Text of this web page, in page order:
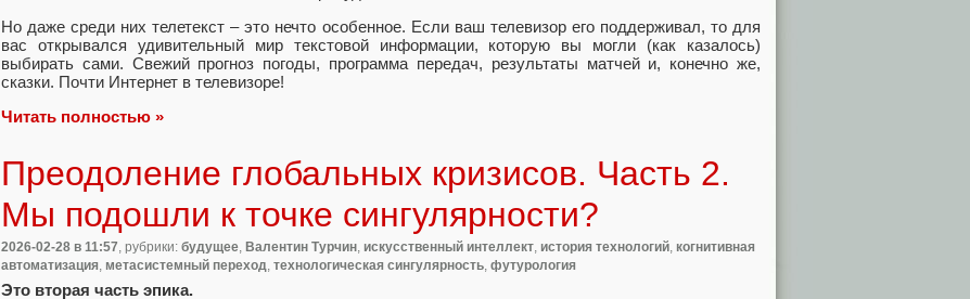
Но даже среди них телетекст – это нечто особенное. Если ваш телевизор его поддерживал, то для
вас открывался удивительный мир текстовой информации, которую вы могли (как казалось)
выбирать сами. Свежий прогноз погоды, программа передач, результаты матчей и, конечно же,
сказки. Почти Интернет в телевизоре!
Читать полностью »
Преодоление глобальных кризисов. Часть 2.
Мы подошли к точке сингулярности?
2026-02-28 в 11:57, рубрики: будущее, Валентин Турчин, искусственный интеллект, история технологий, когнитивная
автоматизация, метасистемный переход, технологическая сингулярность, футурология
Это вторая часть эпика.